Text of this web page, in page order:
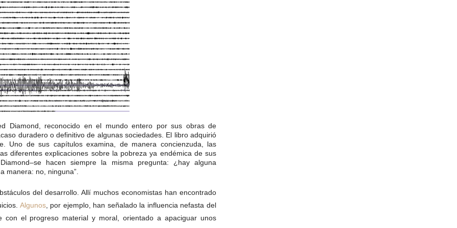
Diamond, reconocido en el mundo entero por sus obras de
duradero o definitivo de algunas sociedades. El libro adquirió
Uno de sus capítulos examina, de manera concienzuda, las
diferentes explicaciones sobre la pobreza ya endémica de sus
hacen siempre la misma pregunta: ¿hay alguna
manera: no, ninguna”.
del desarrollo. Allí muchos economistas han encontrado
Algunos, por ejemplo, han señalado la influencia nefasta del
con el progreso material y moral, orientado a apaciguar unos